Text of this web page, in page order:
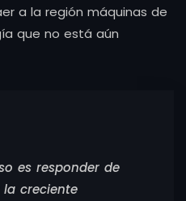
a la región máquinas de
que no está aún
es responder de
creciente